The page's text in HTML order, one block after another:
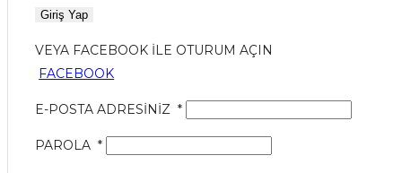
Giriş Yap
VEYA FACEBOOK ILE OTURUM AÇIN
FACEBOOK
E-POSTA ADRESINIZ *
PAROLA *